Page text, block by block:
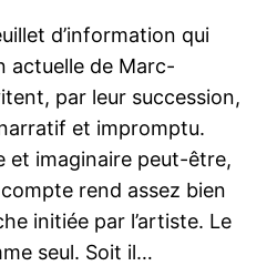
d’information qui
actuelle de Marc-
par leur succession,
et impromptu.
et imaginaire peut-être,
rend assez bien
initiée par l’artiste. Le
seul. Soit il…